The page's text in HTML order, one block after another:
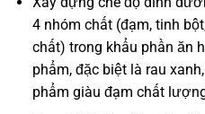
4 nhóm chất (đạm, tinh
chất) trong khẩu phần ăn
phẩm, đặc biệt là rau
phẩm giàu đạm chất